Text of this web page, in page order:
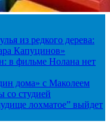
из редкого дерева:
Капуцинов»
в фильме Нолана нет
дома» с Маколеем
со студией
лохматое” выйдет